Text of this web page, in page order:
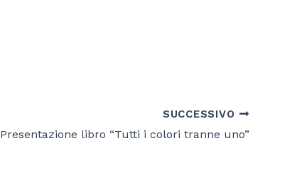
SUCCESSIVO
Presentazione libro “Tutti i colori tranne uno”